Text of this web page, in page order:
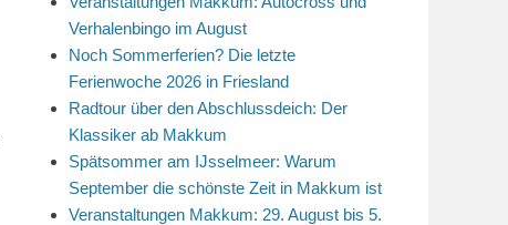
Verhalenbingo im August
Noch Sommerferien? Die letzte
Ferienwoche 2026 in Friesland
Radtour über den Abschlussdeich: Der
Klassiker ab Makkum
Spätsommer am IJsselmeer: Warum
September die schönste Zeit in Makkum ist
Veranstaltungen Makkum: 29. August bis 5.